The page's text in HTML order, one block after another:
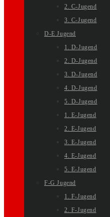
2. C-Jugend
3. C-Jugend
D-E Jugend
1. D-Jugend
2. D-Jugend
3. D-Jugend
4. D-Jugend
5. D-Jugend
1. E-Jugend
2. E-Jugend
3. E-Jugend
4. E-Jugend
5. E-Jugend
F-G Jugend
1. F-Jugend
2. F-Jugend